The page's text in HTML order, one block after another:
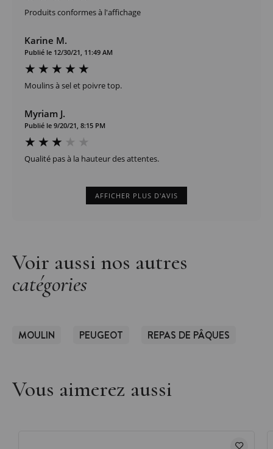
Produits conformes à l'affichage
Karine M.
Publié le 12/30/21, 11:49 AM
Moulins à sel et poivre top.
Myriam J.
Publié le 9/20/21, 8:15 PM
Qualité pas à la hauteur des attentes.
AFFICHER PLUS D'AVIS
Voir aussi nos autres
catégories
MOULIN PEUGEOT REPAS DE PÂQUES
Vous aimerez aussi